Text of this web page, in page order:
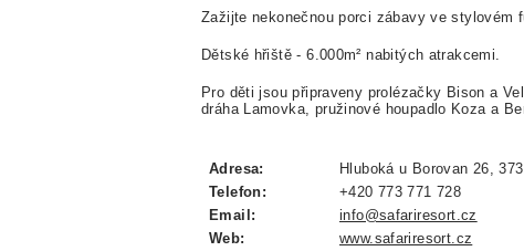
Zažijte nekonečnou porci zábavy ve stylovém
Dětské hřiště -6.000m² nabitých atrakcemi.
Pro děti jsou připraveny prolézačky Bison a
dráha Lamovka, pružinové houpadlo Koza a
Adresa:
Hluboká u Borovan 26,
Telefon:
+420 773 771 728
Email:
info@safariresort.cz
Web:
www.safariresort.cz